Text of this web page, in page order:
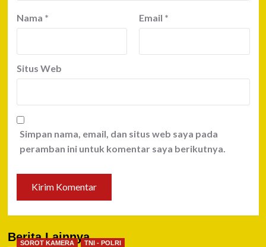
Nama * Email *
Situs Web
Simpan nama, email, dan situs web saya pada
peramban ini untuk komentar saya berikutnya.
Berita Lainnya
SOROT KAMERA TNI - POLRI